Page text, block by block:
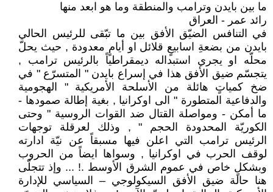
ما بين بايدن وترامب والمنطقة وما هو ابعد منها
رائد عمر - العراق
في التنافس الضيّق الأفق بين ما تبّقى للرئيس الحالي
بايدن من بضعةِ اسابيعٍ قلائل او أيامٍ معدودة , حيث يحلّ
محلّه او يجري استبداله ديمقراطياً بالرئيس ترامب ,
يتجسّم ضيق الأفق هذا في إسراع بايدن " المتسرّع " في
ضخ كمياتٍ هائلة من الأسلحة الأمريكية " الهجومية
والدفاعية المتطورة " الى اوكرانيا , بغية إطالة صمودها -
ما أمكن - ومواصلة القتال ضد القوات الروسية " وحتى
الكوريّة المحدودة الحجم " , وذلك لعرقلة توجهات
الرئيس ترامب التي اعلن فيها مسبقاً عن نيّة ادارته
لوقف الحرب في اوكرانيا , وسواها ايضاً من الحروب
وبشكلٍ خاص في عموم الشرق الأوسط .! ... وإذ تتجلّى
هنا حالة ضيق الأفق السيكولوجي – السياسي للإدارة